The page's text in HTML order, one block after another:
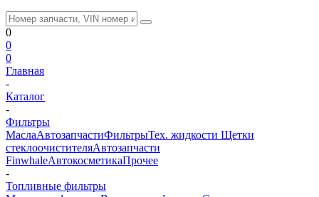
0
0
0
Главная
-
Каталог
-
Фильтры
МаслаАвтозапчастиФильтрыТех. жидкости Щетки
стеклоочистителяАвтозапчасти
FinwhaleАвтокосметикаПрочее
-
Топливные фильтры